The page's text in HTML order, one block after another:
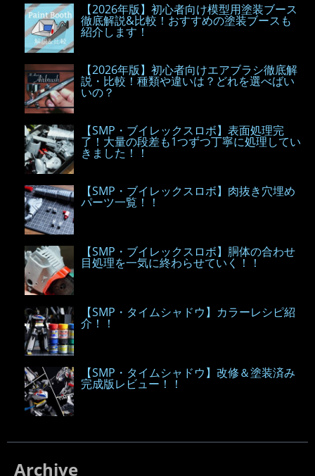
【2026年版】初心者向け模型用塗装ブース
徹底解説&比較！おすすめの塗装ブースも
紹介します！
【2026年版】初心者向けエアブラシ徹底解
説・比較！種類や違いは？どれを選べばい
いの？
【SMP・ブイレックスロボ】表面処理完
了！大量の段差も1つずつ丁寧に処理してい
きました！！
【SMP・ブイレックスロボ】肉抜き穴埋め
パーツ一覧！！
【SMP・ブイレックスロボ】胴体の合わせ
目処理を一気に終わらせていく！！
【SMP・タイムシャドウ】カラーレシピ紹
介！！
【SMP・タイムシャドウ】改修＆塗装済み
完成版レビュー！！
Archive